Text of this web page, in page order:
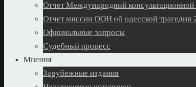
Отчет Международной
Отчет миссии ООН об одесской трагедии
Официальные запросы
Судебный процесс
Мнения
Зарубежные издания